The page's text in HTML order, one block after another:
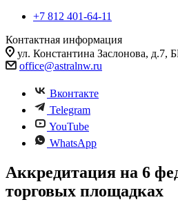
+7 812 401-64-11
Контактная информация
ул. Константина Заслонова, д.7,
office@astralnw.ru
Вконтакте
Telegram
YouTube
WhatsApp
Аккредитация на 6
торговых площадках